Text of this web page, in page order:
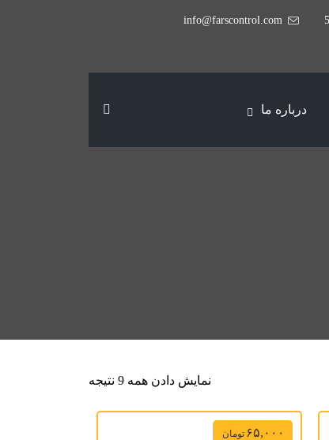
info@farscontrol.com
درباره ما
نمایش دادن همه 9 نتیجه
۶۵,۰۰۰ تومان